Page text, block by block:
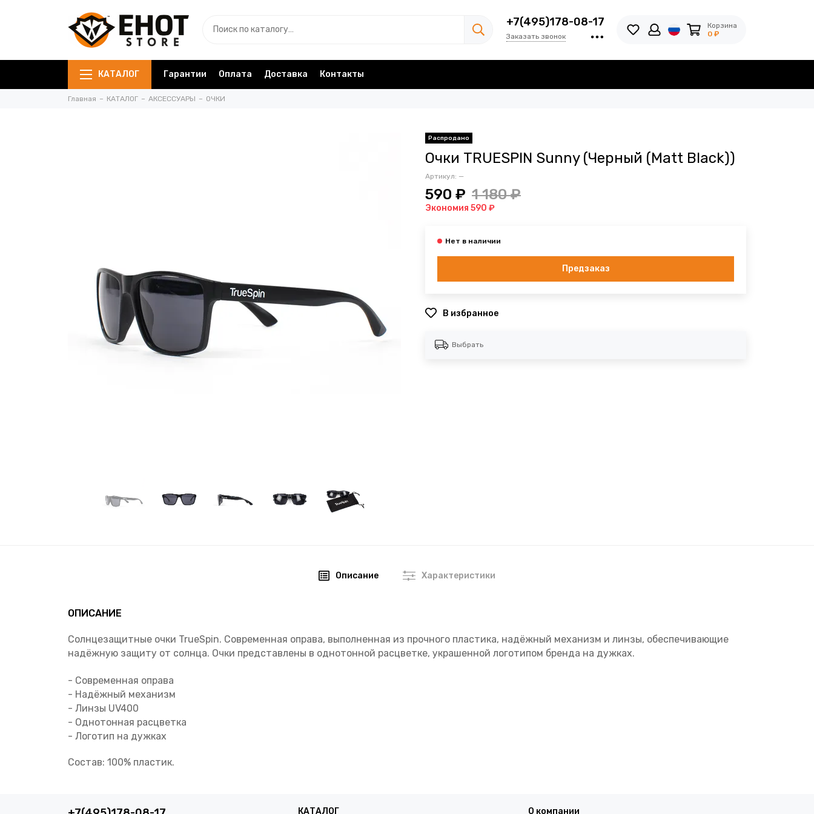
+7(495)178-08-17
Заказать звонок
Корзина
0 ₽
КАТАЛОГ Гарантии Оплата Доставка Контакты
Главная КАТАЛОГ АКСЕССУАРЫ ОЧКИ
Очки TRUESPIN Sunny (Черный (Matt Black))
Артикул: —
590 ₽ 1 180 ₽
Экономия 590 ₽
Предзаказ
В избранное
Выбрать
Описание Характеристики
ОПИСАНИЕ
Солнцезащитные очки TrueSpin. Современная оправа, выполненная из прочного пластика, надёжный механизм и линзы, обеспечивающие
надёжную защиту от солнца. Очки представлены в однотонной расцветке, украшенной логотипом бренда на дужках.
- Современная оправа
- Надёжный механизм
- Линзы UV400
- Однотонная расцветка
- Логотип на дужках
Состав: 100% пластик.
КАТАЛОГ О компании